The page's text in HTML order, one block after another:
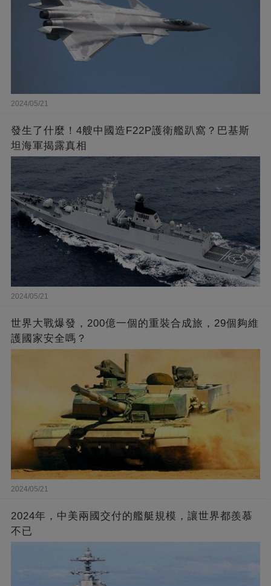
2024/05/21
發生了什麼！4艘中國造F22P護衛艦趴窩？巴基斯
坦海軍揭露真相
2024/05/21
世界大戰爆發，200億一個的重裝合成旅，29個夠維
護國家安全嗎？
2024/05/21
2024年，中美兩國交付的艦艇規模，讓世界都羨慕
不已